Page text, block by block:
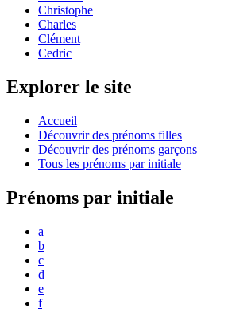
Christophe
Charles
Clément
Cedric
Explorer le site
Accueil
Découvrir des prénoms filles
Découvrir des prénoms garçons
Tous les prénoms par initiale
Prénoms par initiale
a
b
c
d
e
f